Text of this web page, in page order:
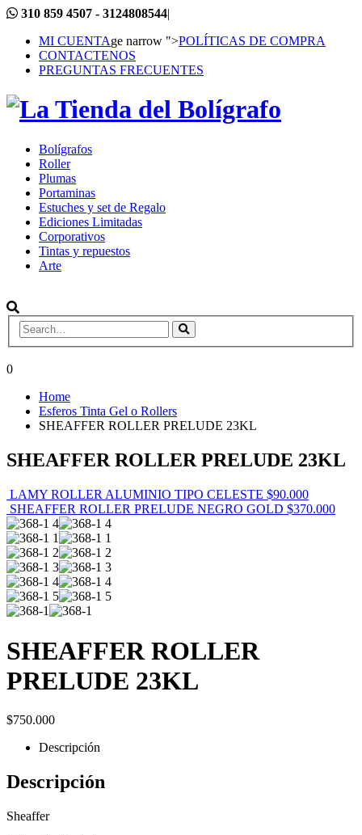
310 859 4507 - 3124808544|
MI CUENTAge narrow ">POLÍTICAS DE COMPRA
CONTACTENOS
PREGUNTAS FRECUENTES
Bolígrafos
Roller
Plumas
Portaminas
Estuches y set de Regalo
Ediciones Limitadas
Corporativos
Tintas y repuestos
Arte
0
Home
Esferos Tinta Gel o Rollers
SHEAFFER ROLLER PRELUDE 23KL
SHEAFFER ROLLER PRELUDE 23KL
LAMY ROLLER ALUMINIO TIPO CELESTE $90.000
SHEAFFER ROLLER PRELUDE NEGRO GOLD $370.000
SHEAFFER ROLLER
PRELUDE 23KL
$750.000
Descripción
Descripción
Sheaffer